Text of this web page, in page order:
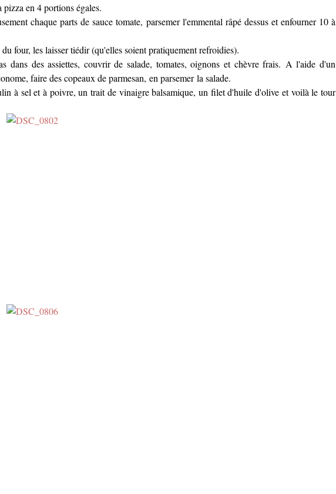
en 4 portions égales.
chaque parts de sauce tomate, parsemer l'emmental râpé dessus et enfourner 10 à
four, les laisser tiédir (qu'elles soient pratiquement refroidies).
dans des assiettes, couvrir de salade, tomates, oignons et chèvre frais. A l'aide d'un
faire des copeaux de parmesan, en parsemer la salade.
à sel et à poivre, un trait de vinaigre balsamique, un filet d'huile d'olive et voilà le tour